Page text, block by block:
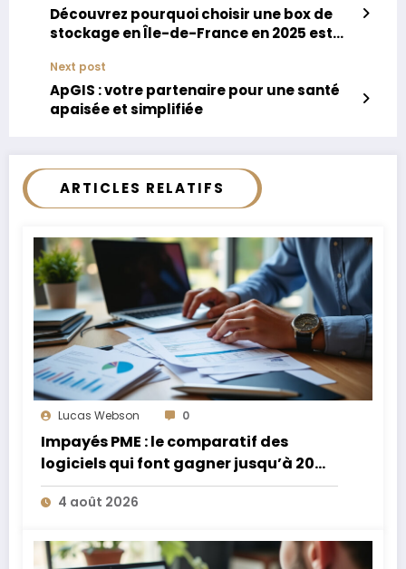
Découvrez pourquoi choisir une box de
stockage en Île-de-France en 2025 est
Next post
ApGIS : votre partenaire pour une santé
apaisée et simplifiée
ARTICLES RELATIFS
Lucas Webson 0
Impayés PME : le comparatif des
logiciels qui font gagner jusqu’à 20
jours de trésorerie
4 août 2026